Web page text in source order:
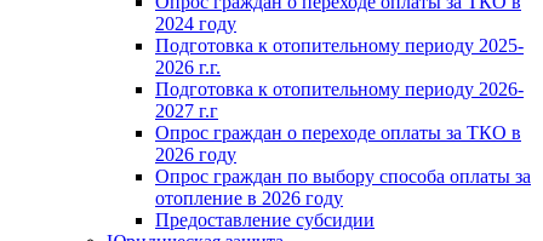
2024 году
Подготовка к отопительному периоду 2025-
2026 г.г.
Подготовка к отопительному периоду 2026-
2027 г.г
Опрос граждан о переходе оплаты за ТКО в
2026 году
Опрос граждан по выбору способа оплаты за
отопление в 2026 году
Предоставление субсидии